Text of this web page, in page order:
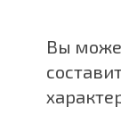
Вы